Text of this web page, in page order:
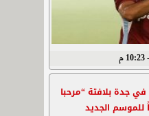
جدة بلافتة “مرحبا
للموسم الجديد